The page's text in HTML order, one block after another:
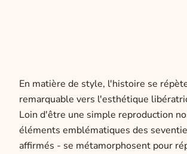
En matière de style, l'histoire se
remarquable vers l'esthétique
Loin d'être une simple reproduction
éléments emblématiques des
affirmés - se métamorphosent pour